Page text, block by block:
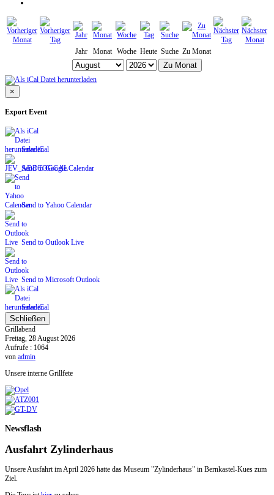
Jahr Monat Woche Heute Suche Zu Monat
Zu Monat
×
Export Event
Save iCal
Send to Google Calendar
Send to Yahoo Calendar
Send to Outlook Live
Send to Microsoft Outlook
Save iCal
Schließen
Grillabend
Freitag, 28 August 2026
Aufrufe : 1064
von admin
Unsere interne Grillfete
Newsflash
Ausfahrt Zylinderhaus
Unsere Ausfahrt im April 2026 hatte das Museum "Zylinderhaus" in Bernkastel-Kues zum
Ziel.